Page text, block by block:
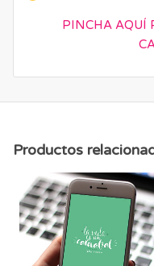
PINCHA AQUÍ
Productos